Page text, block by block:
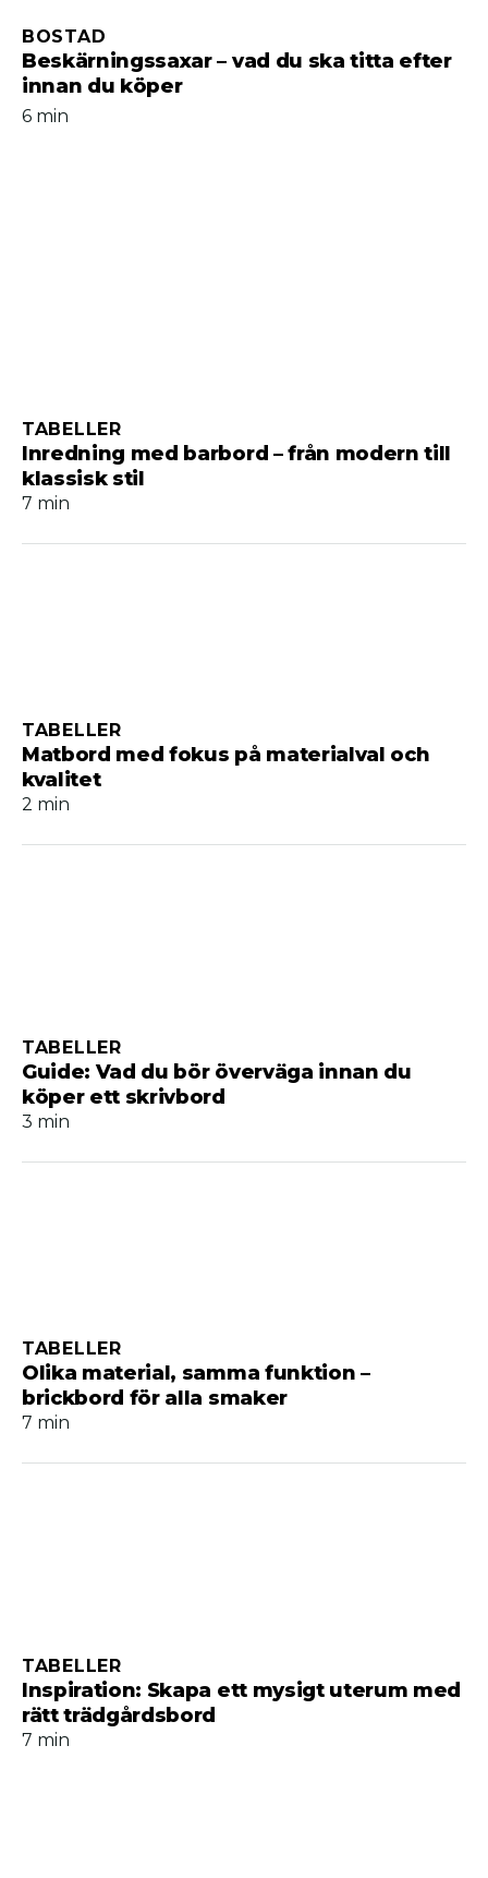
Beskärningssaxar – vad du ska titta efter
innan du köper
BOSTAD
6 min
Inredning med barbord – från modern till
klassisk stil
TABELLER
7 min
Matbord med fokus på materialval och
kvalitet
TABELLER
2 min
Guide: Vad du bör överväga innan du
köper ett skrivbord
TABELLER
3 min
Olika material, samma funktion –
brickbord för alla smaker
TABELLER
7 min
Inspiration: Skapa ett mysigt uterum med
rätt trädgårdsbord
TABELLER
7 min